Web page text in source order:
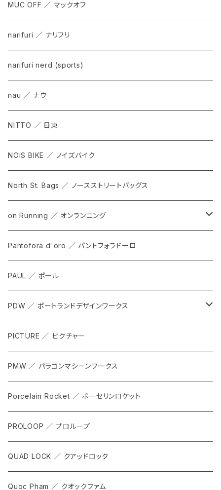
MUC OFF ／ マックオフ
narifuri ／ ナリフリ
narifuri nerd (sports)
nau ／ ナウ
NITTO ／ 日東
NOiS BIKE ／ ノイズバイク
North St. Bags ／ ノースストリートバッグス
on Running ／ オンランニング
ALL
SHOES
APPAREL
ACCESSORIES
Pantofora d'oro ／ パントフォラドーロ
PAUL ／ ポール
PDW ／ ポートランドデザインワークス
ALL
CARRIER & RACKS
COCKPIT
TOOL
PICTURE ／ ピクチャー
PMW ／ パラゴンマシーンワークス
Porcelain Rocket ／ ポーセリンロケット
PROLOOP ／ プロループ
QUAD LOCK ／ クアッドロック
Quoc Pham ／ クオックファム